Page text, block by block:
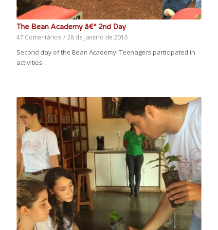
The Bean Academy â€“ 2nd Day
47 Comentários / 28 de janeiro de 2016
Second day of the Bean Academy! Teenagers participated in
activities…